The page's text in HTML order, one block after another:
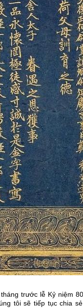
trước lễ Kỷ niệm
tôi sẽ tiếp tục chia